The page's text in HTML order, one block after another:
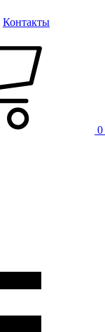
Контакты
0